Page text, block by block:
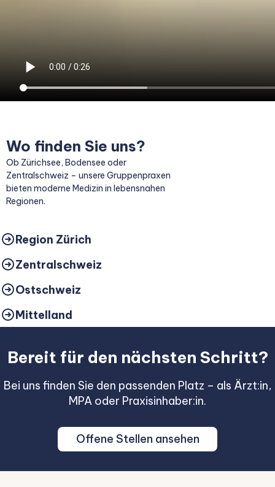
Wo finden Sie uns?
Ob Zürichsee, Bodensee oder
Zentralschweiz – unsere Gruppenpraxen
bieten moderne Medizin in lebensnahen
Regionen.
Region Zürich
Zentralschweiz
Ostschweiz
Mittelland
Bereit für den nächsten Schritt?
Bei uns finden Sie den passenden Platz – als Ärzt:in,
MPA oder Praxisinhaber:in.
Offene Stellen ansehen